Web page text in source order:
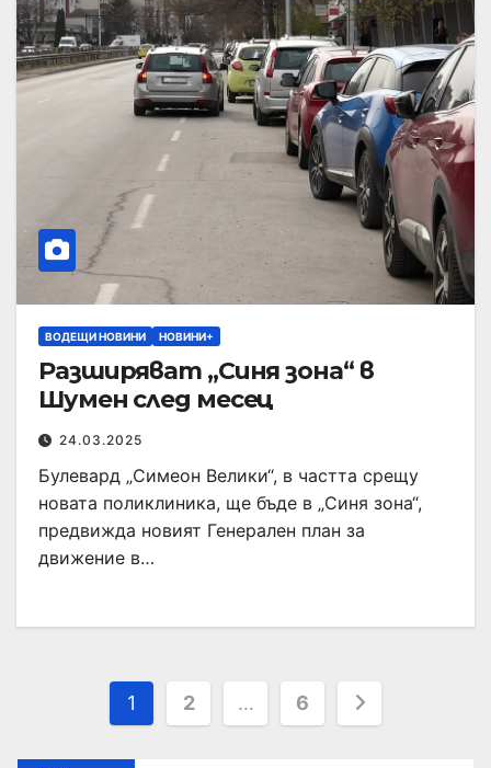
ВОДЕЩИ НОВИНИ НОВИНИ+
Разширяват „Синя зона“ в
Шумен след месец
24.03.2025
Булевард „Симеон Велики“, в частта срещу
новата поликлиника, ще бъде в „Синя зона“,
предвижда новият Генерален план за
движение в…
1 2 … 6